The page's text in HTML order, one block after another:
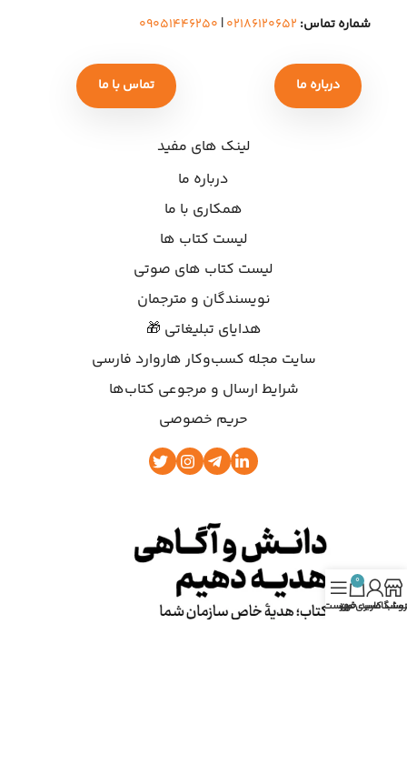
شماره تماس: ۰۲۱۸۶۱۲۰۶۵۲| ۰۹۰۵۱۴۴۶۲۵۰
درباره ما تماس با ما
لینک های مفید
درباره ما
همکاری با ما
لیست کتاب ها
لیست کتاب های صوتی
نویسندگان و مترجمان
هدایای تبلیغاتی 🎁
سایت مجله کسب‌وکار هاروارد فارسی
شرایط ارسال و مرجوعی کتاب‌ها
حریم خصوصی
کاربری من
0
سبد خریدفهرست